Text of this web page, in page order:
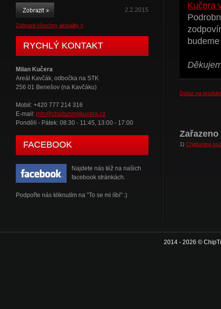
2.2.2015
Zobrazit všechny aktuality »
RYCHLÝ KONTAKT
Milan Kučera
Areál Kavčák, odbočka na STK
256 01 Benešov (na Kavčáku)
Mobil: +420 777 214 316
E-mail: info@chiptuningkucera.cz
Pondělí - Pátek: 08:30 - 11:45, 13:00 - 17:00
FACEBOOK
Najdete nás též na našich
facebook stránkách.
Podpořte nás kliknutím na "To se mi líbí" :)
Kučera
Dotaz na produkt
1) Chiptuning
2014 - 2026 ©